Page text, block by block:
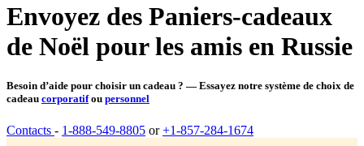
Envoyez des Paniers-cadeaux
de Noël pour les amis en Russie
Besoin d’aide pour choisir un cadeau ? — Essayez notre système de choix de
cadeau corporatifou personnel
Contacts - 1-888-549-8805 or+1-857-284-1674